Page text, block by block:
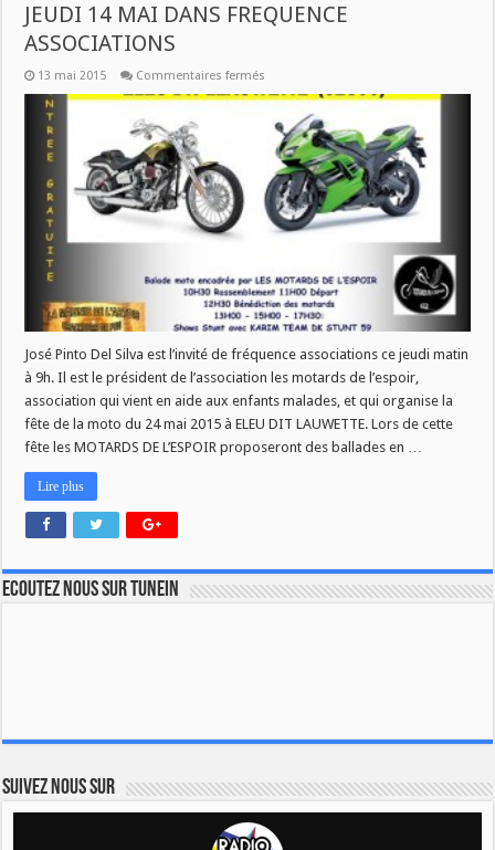
JEUDI 14 MAI DANS FREQUENCE
ASSOCIATIONS
13 mai 2015 Commentaires fermés
14
DANS
FREQUENCE
ASSOCIATIONS
José Pinto Del Silva est l’invité de fréquence associations ce jeudi matin
à 9h. Il est le président de l’association les motards de l’espoir,
association qui vient en aide aux enfants malades, et qui organise la
fête de la moto du 24 mai 2015 à ELEU DIT LAUWETTE. Lors de cette
fête les MOTARDS DE L’ESPOIR proposeront des ballades en …
Lire plus
Ecoutez nous sur TuneIn
Suivez nous sur